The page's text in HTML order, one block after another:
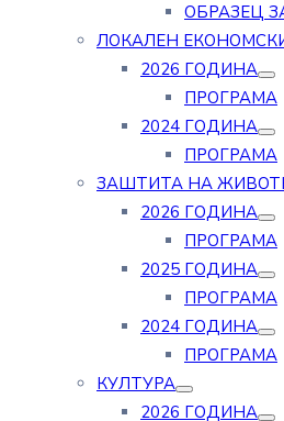
ОБРАЗЕЦ
ЛОКАЛЕН
2026 ГОДИНА
ПРОГРАМА
2024 ГОДИНА
ПРОГРАМА
ЗАШТИТА НА
2026 ГОДИНА
ПРОГРАМА
2025 ГОДИНА
ПРОГРАМА
2024 ГОДИНА
ПРОГРАМА
КУЛТУРА
2026 ГОДИНА